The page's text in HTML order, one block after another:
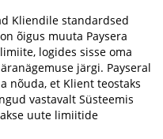
Kliendile standardsed
õigus muuta Paysera
logides sisse oma
järgi. Payseral
nõuda, et Klient teostaks
vastavalt Süsteemis
uute limiitide